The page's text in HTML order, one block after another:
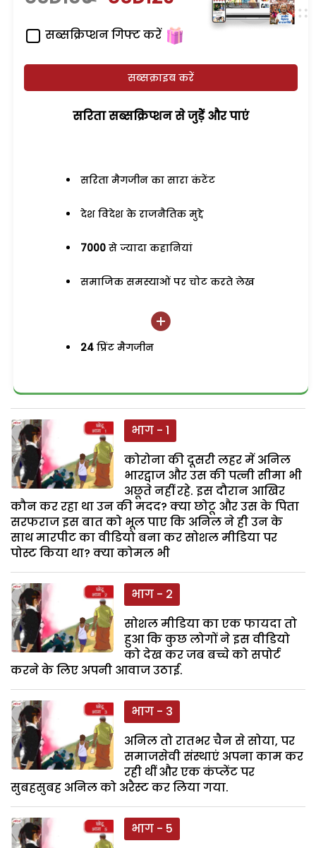
सब्सक्रिप्शन गिफ्ट करें
सब्सक्राइब करें
सरिता सब्सक्रिप्शन से जुड़ेें और पाएं
सरिता मैगजीन का सारा कंटेंट
देश विदेश के राजनैतिक मुद्दे
7000 से ज्यादा कहानियां
समाजिक समस्याओं पर चोट करते लेख
24 प्रिंट मैगजीन
भाग - 1
कोरोना की दूसरी लहर में अनिल
भारद्वाज और उस की पत्नी सीमा भी
अछूते नहीं रहे. इस दौरान आखिर
कौन कर रहा था उन की मदद? क्या छोटू और उस के पिता
सरफराज इस बात को भूल पाए कि अनिल ने ही उन के
साथ मारपीट का वीडियो बना कर सोशल मीडिया पर
पोस्ट किया था? क्या कोमल भी
भाग - 2
सोशल मीडिया का एक फायदा तो
हुआ कि कुछ लोगों ने इस वीडियो
को देख कर जब बच्चे को सपोर्ट
करने के लिए अपनी आवाज उठाई.
भाग - 3
अनिल तो रातभर चैन से सोया, पर
समाजसेवी संस्थाएं अपना काम कर
रही थीं और एक कंप्लेंट पर
सुबहसुबह अनिल को अरैस्ट कर लिया गया.
भाग - 5